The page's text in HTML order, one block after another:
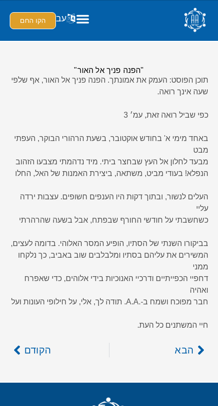
הקו החם עב
"הפנה פניך אל האור"
תוכן הפוסט: העמק את אמונתך. הפנה פניך אל האור, אף שלפי
שעה אינך רואה.
כפי שביל רואה זאת, עמ׳ 3
באחד מימי א' בחודש אוקטובר, בשעת הרהורי הבוקר, העפתי
מבט
מבעד לחלון אל העץ שבחצר ביתי. מיד נדהמתי מצבעו הזהוב
הנפלא! בעודי מביט, משתאה, ביצירת האמנות של האל, החלו
העלים לנשור, ובתוך דקות היו הענפים חשופים. עצבות ירדה
עליי
כשחשבתי על חודשי החורף שבפתח, אבל בשעה שהרהרתי
בביקורו השנתי של הסתיו, הופיע המסר האלוהי. בדומה לעצים,
המשירים את עליהם בסתיו ומלבלבים שוב באביב, כך נלקחו
ממני
דחפיי הכפייתיים ודרכיי האנוכיות בידי אלוהים, כדי שאפרח
ואהיה
חבר מפוכח ושמח ב-.A.A. תודה לך, אלי, על חילופי העונות ועל
חיי המשתנים כל העת.
הבא הקודם